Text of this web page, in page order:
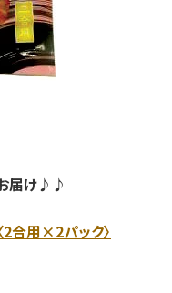
届け♪♪
2合用×2パック〉